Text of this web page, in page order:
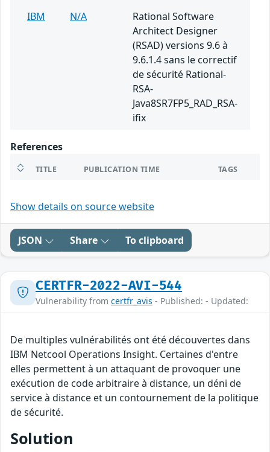
IBM
N/A
Rational Software
Architect Designer
(RSAD) versions 9.6 à
9.6.1.4 sans le correctif
de sécurité Rational-
RSA-
Java8SR7FP5_RAD_RSA-
ifix
References
TITLE PUBLICATION TIME TAGS
Show details on source website
JSON Share To clipboard
CERTFR-2022-AVI-544
Vulnerability from certfr_avis - Published: - Updated:
De multiples vulnérabilités ont été découvertes dans
IBM Netcool Operations Insight. Certaines d'entre
elles permettent à un attaquant de provoquer une
exécution de code arbitraire à distance, un déni de
service à distance et un contournement de la politique
de sécurité.
Solution